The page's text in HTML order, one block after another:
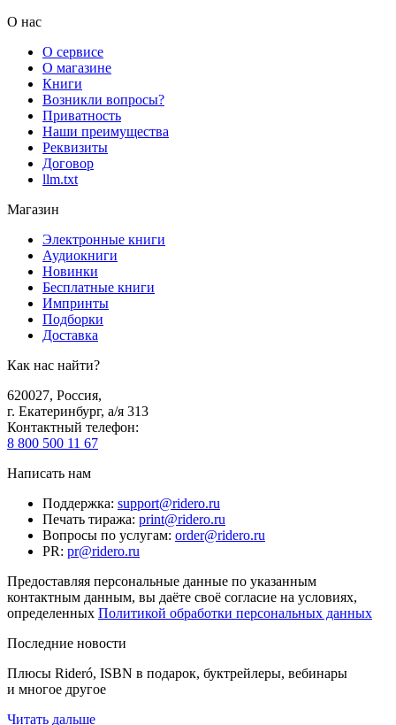
О нас
О сервисе
О магазине
Книги
Возникли вопросы?
Приватность
Наши преимущества
Реквизиты
Договор
llm.txt
Магазин
Электронные книги
Аудиокниги
Новинки
Бесплатные книги
Импринты
Подборки
Доставка
Как нас найти?
620027, Россия,
г. Екатеринбург, а/я 313
Контактный телефон:
8 800 500 11 67
Написать нам
Поддержка: support@ridero.ru
Печать тиража: print@ridero.ru
Вопросы по услугам: order@ridero.ru
PR: pr@ridero.ru
Предоставляя персональные данные по указанным
контактным данным, вы даёте своё согласие на условиях,
определенных Политикой обработки персональных данных
Последние новости
Плюсы Rideró, ISBN в подарок, буктрейлеры, вебинары
и многое другое
Читать дальше